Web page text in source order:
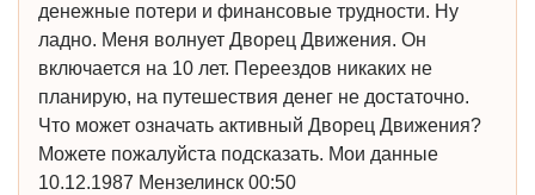
денежные потери и финансовые трудности. Ну
ладно. Меня волнует Дворец Движения. Он
включается на 10 лет. Переездов никаких не
планирую, на путешествия денег не достаточно.
Что может означать активный Дворец Движения?
Можете пожалуйста подсказать. Мои данные
10.12.1987 Мензелинск 00:50